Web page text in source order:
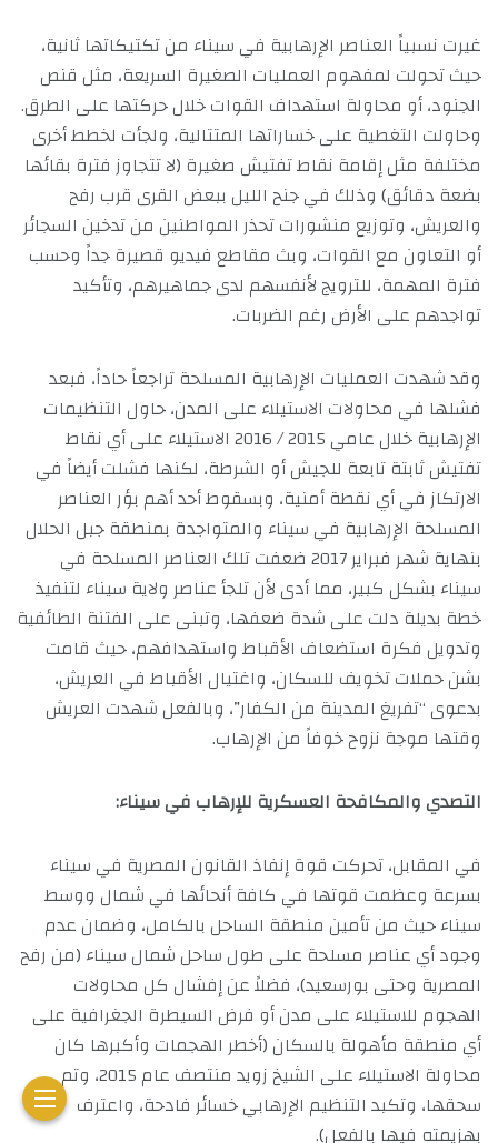
غيرت نسبياً العناصر الإرهابية في سيناء من تكتيكاتها ثانية،
حيث تحولت لمفهوم العمليات الصغيرة السريعة، مثل قنص
الجنود، أو محاولة استهداف القوات خلال حركتها على الطرق.
وحاولت التغطية على خساراتها المتتالية، ولجأت لخطط أخرى
مختلفة مثل إقامة نقاط تفتيش صغيرة (لا تتجاوز فترة بقائها
بضعة دقائق) وذلك في جنح الليل ببعض القرى قرب رفح
والعريش، وتوزيع منشورات تحذر المواطنين من تدخين السجائر
أو التعاون مع القوات، وبث مقاطع فيديو قصيرة جداً وحسب
فترة المهمة، للترويج لأنفسهم لدى جماهيرهم، وتأكيد
تواجدهم على الأرض رغم الضربات.
وقد شهدت العمليات الإرهابية المسلحة تراجعاً حاداً، فبعد
فشلها في محاولات الاستيلاء على المدن، حاول التنظيمات
الإرهابية خلال عامي 2015 / 2016 الاستيلاء على أي نقاط
تفتيش ثابتة تابعة للجيش أو الشرطة، لكنها فشلت أيضاً في
الارتكاز في أي نقطة أمنية، وبسقوط أحد أهم بؤر العناصر
المسلحة الإرهابية في سيناء والمتواجدة بمنطقة جبل الحلال
بنهاية شهر فبراير 2017 ضعفت تلك العناصر المسلحة في
سيناء بشكل كبير، مما أدى لأن تلجأ عناصر ولاية سيناء لتنفيذ
خطة بديلة دلت على شدة ضعفها، وتبنى على الفتنة الطائفية
وتدويل فكرة استضعاف الأقباط واستهدافهم، حيث قامت
بشن حملات تخويف للسكان، واغتيال الأقباط في العريش،
بدعوى “تفريغ المدينة من الكفار”، وبالفعل شهدت العريش
وقتها موجة نزوح خوفاً من الإرهاب.
التصدي والمكافحة العسكرية للإرهاب في سيناء:
في المقابل، تحركت قوة إنفاذ القانون المصرية في سيناء
بسرعة وعظمت قوتها في كافة أنحائها في شمال ووسط
سيناء حيث من تأمين منطقة الساحل بالكامل، وضمان عدم
وجود أي عناصر مسلحة على طول ساحل شمال سيناء (من رفح
المصرية وحتى بورسعيد)، فضلاً عن إفشال كل محاولات
الهجوم للاستيلاء على مدن أو فرض السيطرة الجغرافية على
أي منطقة مأهولة بالسكان (أخطر الهجمات وأكبرها كان
محاولة الاستيلاء على الشيخ زويد منتصف عام 2015، وتم
سحقها، وتكبد التنظيم الإرهابي خسائر فادحة، واعترف
بهزيمته فيها بالفعل).